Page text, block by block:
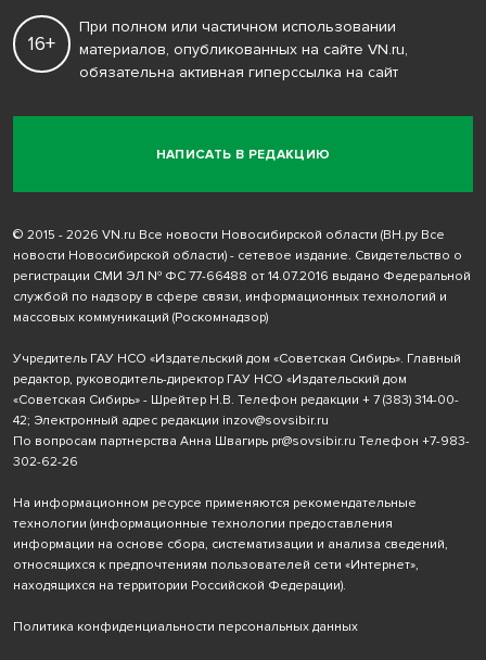
НАПИСАТЬ В РЕДАКЦИЮ
16+
При полном или частичном использовании
материалов, опубликованных на сайте VN.ru,
обязательна активная гиперссылка на сайт
© 2015 - 2026 VN.ru Все новости Новосибирской области (ВН.ру Все
новости Новосибирской области) - сетевое издание. Свидетельство о
регистрации СМИ ЭЛ № ФС 77-66488 от 14.07.2016 выдано Федеральной
службой по надзору в сфере связи, информационных технологий и
массовых коммуникаций (Роскомнадзор)
Учредитель ГАУ НСО «Издательский дом «Советская Сибирь». Главный
редактор, руководитель-директор ГАУ НСО «Издательский дом
«Советская Сибирь» - Шрейтер Н.В. Телефон редакции + 7 (383) 314-00-
42; Электронный адрес редакции inzov@sovsibir.ru
По вопросам партнерства Анна Швагирь pr@sovsibir.ru Телефон +7-983-
302-62-26
На информационном ресурсе применяются рекомендательные
технологии (информационные технологии предоставления
информации на основе сбора, систематизации и анализа сведений,
относящихся к предпочтениям пользователей сети «Интернет»,
находящихся на территории Российской Федерации).
Политика конфиденциальности персональных данных